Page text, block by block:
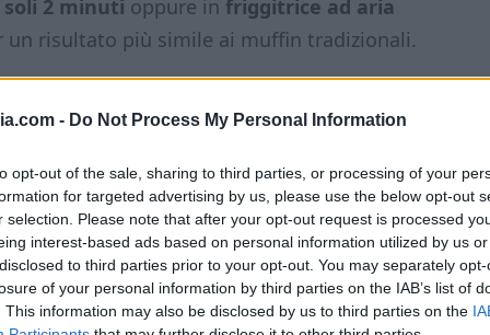
- Do Not Process My Personal Information
opt-out of the sale, sharing to third parties, or processing of your
for targeted advertising by us, please use the below opt-out
selection. Please note that after your opt-out request is processed
interest-based ads based on personal information utilized by us
to third parties prior to your opt-out. You may separately
of your personal information by third parties on the IAB’s list of
This information may also be disclosed by us to third parties on the
2 minuti oppure in friggitrice ad aria
un risultato più simile ai muffin tradizionali.
dopo cena quando hai voglia di
Puoi prepararli in anticipo e
pochi secondi.